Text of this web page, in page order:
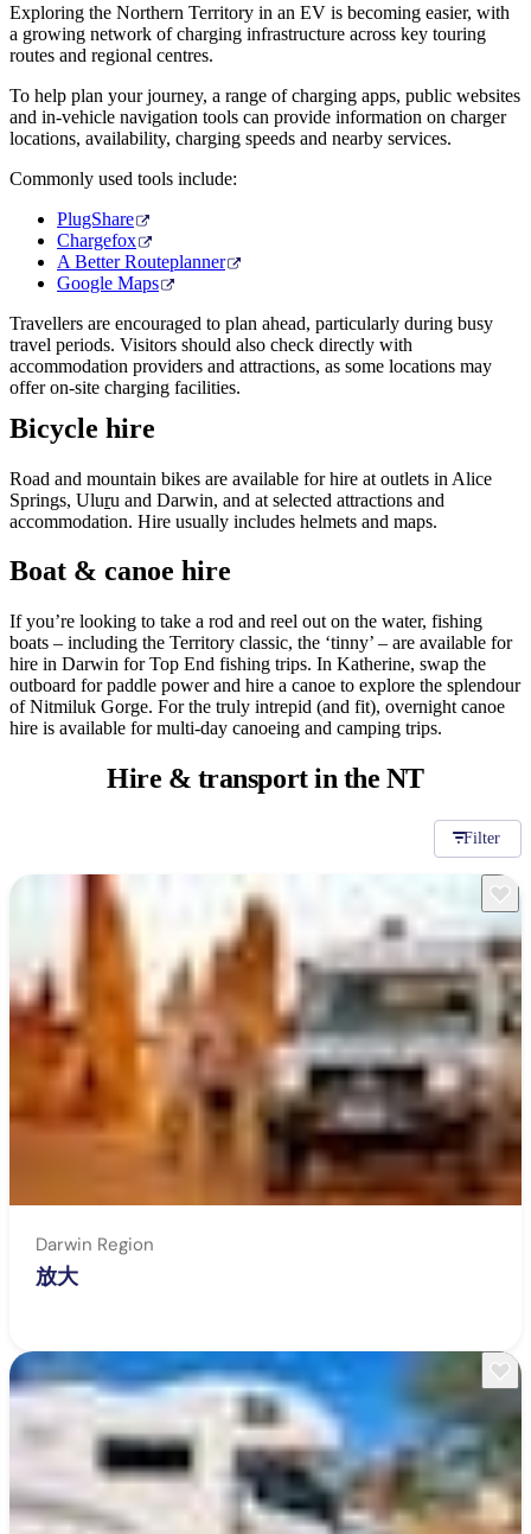
Exploring the Northern Territory in an EV is becoming easier, with
a growing network of charging infrastructure across key touring
routes and regional centres.
To help plan your journey, a range of charging apps, public websites
and in-vehicle navigation tools can provide information on charger
locations, availability, charging speeds and nearby services.
Commonly used tools include:
PlugShare
Chargefox
A Better Routeplanner
Google Maps
Travellers are encouraged to plan ahead, particularly during busy
travel periods. Visitors should also check directly with
accommodation providers and attractions, as some locations may
offer on-site charging facilities.
Bicycle hire
Road and mountain bikes are available for hire at outlets in Alice
Springs, Uluru and Darwin, and at selected attractions and
accommodation. Hire usually includes helmets and maps.
Boat & canoe hire
If you’re looking to take a rod and reel out on the water, fishing
boats – including the Territory classic, the ‘tinny’ – are available for
hire in Darwin for Top End fishing trips. In Katherine, swap the
outboard for paddle power and hire a canoe to explore the splendour
of Nitmiluk Gorge. For the truly intrepid (and fit), overnight canoe
hire is available for multi-day canoeing and camping trips.
Hire & transportin the NT
Filter
Darwin Region
放大